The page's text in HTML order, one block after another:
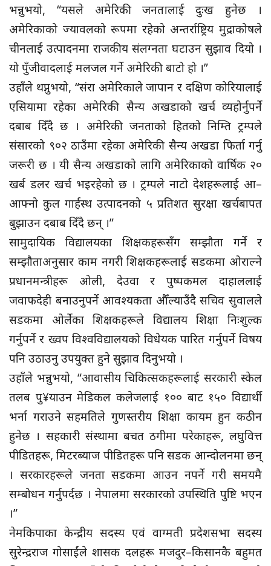
भन्नुभयो, “यसले अमेरिकी जनतालाई दुःख हुनेछ ।
अमेरिकाको ज्यावलको रूपमा रहेको अन्तर्राष्ट्रिय मुद्राकोषले
चीनलाई उत्पादनमा राजकीय संलग्नता घटाउन सुझाव दियो ।
यो पुँजीवादलाई मलजल गर्ने अमेरिकी बाटो हो ।”
उहाँले थप्नुभयो, “संरा अमेरिकाले जापान र दक्षिण कोरियालाई
एसियामा रहेका अमेरिकी सैन्य अखडाको खर्च व्यहोर्नुपर्ने
दबाब दिँदै छ । अमेरिकी जनताको हितको निम्ति ट्रम्पले
संसारको ९०२ ठाउँमा रहेका अमेरिकी सैन्य अखडा फिर्ता गर्नु
जरूरी छ । यी सैन्य अखडाको लागि अमेरिकाको वार्षिक २०
खर्ब डलर खर्च भइरहेको छ । ट्रम्पले नाटो देशहरूलाई आ–
आफ्नो कुल गार्हस्थ उत्पादनको ५ प्रतिशत सुरक्षा खर्चबापत
बुझाउन दबाब दिँदै छन् ।”
सामुदायिक विद्यालयका शिक्षकहरूसँग सम्झौता गर्ने र
सम्झौताअनुसार काम नगरी शिक्षकहरूलाई सडकमा ओराल्ने
प्रधानमन्त्रीहरू ओली, देउवा र पुष्पकमल दाहाललाई
जवाफदेही बनाउनुपर्ने आवश्यकता औँल्याउँदै सचिव सुवालले
सडकमा ओर्लेका शिक्षकहरूले विद्यालय शिक्षा निःशुल्क
गर्नुपर्ने र ख्वप विश्वविद्यालयको विधेयक पारित गर्नुपर्ने विषय
पनि उठाउनु उपयुक्त हुने सुझाव दिनुभयो ।
उहाँले भन्नुभयो, “आवासीय चिकित्सकहरूलाई सरकारी स्केल
तलब पु¥याउन मेडिकल कलेजलाई १०० बाट १५० विद्यार्थी
भर्ना गराउने सहमतिले गुणस्तरीय शिक्षा कायम हुन कठीन
हुनेछ । सहकारी संस्थामा बचत ठगीमा परेकाहरू, लघुवित्त
पीडितहरू, मिटरब्याज पीडितहरू पनि सडक आन्दोलनमा छन्
। सरकारहरूले जनता सडकमा आउन नपर्ने गरी समयमै
सम्बोधन गर्नुपर्दछ । नेपालमा सरकारको उपस्थिति पुष्टि भएन
।”
नेमकिपाका केन्द्रीय सदस्य एवं वाग्मती प्रदेशसभा सदस्य
सुरेन्द्रराज गोसाईंले शासक दलहरू मजदुर–किसानकै बहुमत